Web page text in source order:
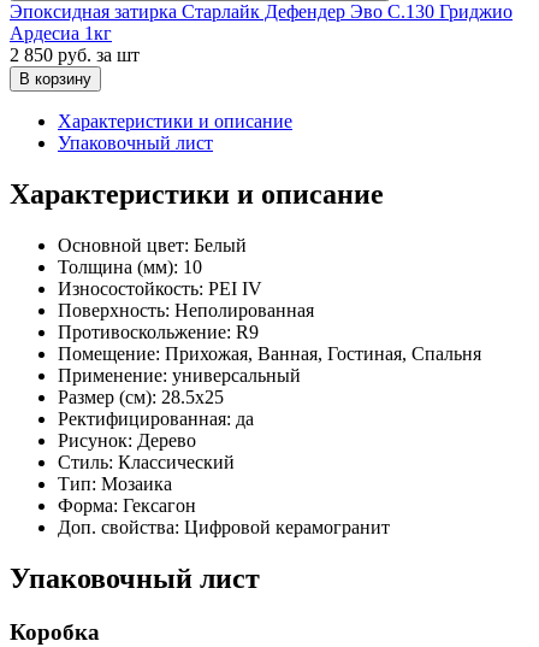
Эпоксидная затирка Старлайк Дефендер Эво С.130 Гриджио
Ардесиа 1кг
2 850 руб. за шт
В корзину
Характеристики и описание
Упаковочный лист
Характеристики и описание
Основной цвет: Белый
Толщина (мм): 10
Износостойкость: PEI IV
Поверхность: Неполированная
Противоскольжение: R9
Помещение: Прихожая, Ванная, Гостиная, Спальня
Применение: универсальный
Размер (см): 28.5x25
Ректифицированная: да
Рисунок: Дерево
Стиль: Классический
Тип: Мозаика
Форма: Гексагон
Доп. свойства: Цифровой керамогранит
Упаковочный лист
Коробка